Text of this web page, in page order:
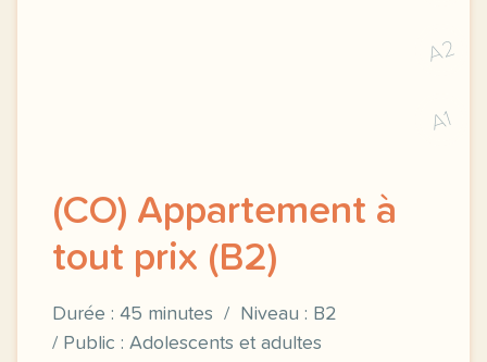
A2
A1
(CO) Appartement à
tout prix (B2)
Durée : 45 minutes / Niveau : B2
/ Public : Adolescents et adultes